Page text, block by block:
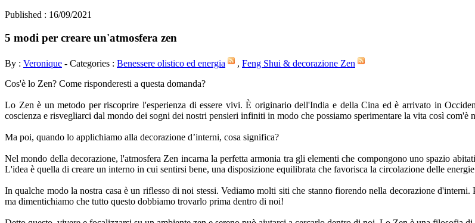
Published : 16/09/2021
5 modi per creare un'atmosfera zen
By : Veronique - Categories : Benessere olistico ed energia , Feng Shui & decorazione Zen
Cos'è lo Zen? Come risponderesti a questa domanda?
Lo Zen è un metodo per riscoprire l'esperienza di essere vivi. È originario dell'India e della Cina ed è arrivato in
coscienza e risvegliarci dal mondo dei sogni dei nostri pensieri infiniti in modo che possiamo sperimentare la vita così com'è
Ma poi, quando lo applichiamo alla decorazione d’interni, cosa significa?
Nel mondo della decorazione, l'atmosfera Zen incarna la perfetta armonia tra gli elementi che compongono uno spazio
L'idea è quella di creare un interno in cui sentirsi bene, una disposizione equilibrata che favorisca la circolazione delle
In qualche modo la nostra casa è un riflesso di noi stessi. Vediamo molti siti che stanno fiorendo nella decorazione
ma dimentichiamo che tutto questo dobbiamo trovarlo prima dentro di noi!